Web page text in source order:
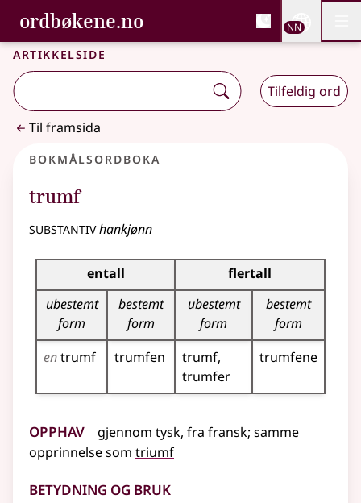
Gå til hovudinnhald
Tilgjenge
ordbøkene.no, Bokmålsordboka og
Bokmålsordboka og Nynorskordboka
NN
Artikkelside
Tilfeldig ord
Til framsida
Bokmålsordboka
trumf
substantivhankjønn
Bøyingstabell for dette substantivet
entall
flertall
ubestemt
form
bestemt
form
ubestemt
form
bestemt
form
entrumf trumfen
trumf
trumfer
trumfene
Opphav gjennom tysk, fra fransk; samme
opprinnelse som triumf
Betydning og bruk